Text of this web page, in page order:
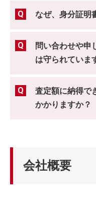
なぜ、身分証明
問い合わせや申
は守られていま
査定額に納得で
かかりますか？
会社概要